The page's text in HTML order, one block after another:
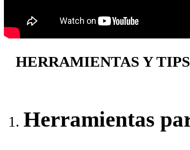
HERRAMIENTAS Y
Herramientas